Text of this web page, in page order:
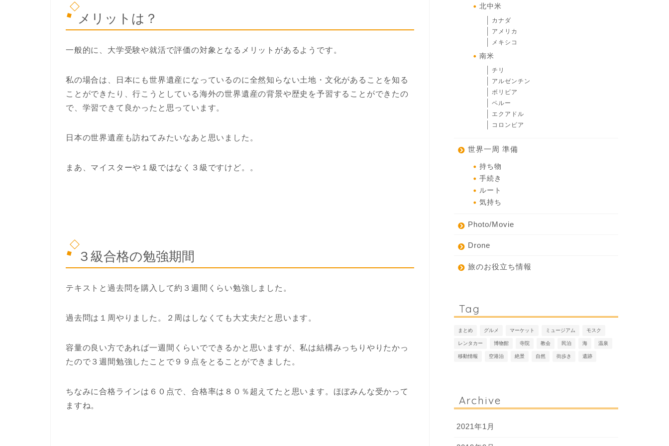
メリットは？
一般的に、大学受験や就活で評価の対象となるメリットがあるようです。
私の場合は、日本にも世界遺産になっているのに全然知らない土地・文化があることを知る
ことができたり、行こうとしている海外の世界遺産の背景や歴史を予習することができたの
で、学習できて良かったと思っています。
日本の世界遺産も訪ねてみたいなあと思いました。
まあ、マイスターや１級ではなく３級ですけど。。
３級合格の勉強期間
テキストと過去問を購入して約３週間くらい勉強しました。
過去問は１周やりました。２周はしなくても大丈夫だと思います。
容量の良い方であれば一週間くらいでできるかと思いますが、私は結構みっちりやりたかっ
たので３週間勉強したことで９９点をとることができました。
ちなみに合格ラインは６０点で、合格率は８０％超えてたと思います。ほぼみんな受かって
ますね。
北中米
カナダ
アメリカ
メキシコ
南米
チリ
アルゼンチン
ボリビア
ペルー
エクアドル
コロンビア
世界一周 準備
持ち物
手続き
ルート
気持ち
Photo/Movie
Drone
旅のお役立ち情報
Tag
まとめ グルメ マーケット ミュージアム モスク
レンタカー 博物館 寺院 教会 民泊 海 温泉
移動情報 空港泊 絶景 自然 街歩き 遺跡
Archive
2021年1月